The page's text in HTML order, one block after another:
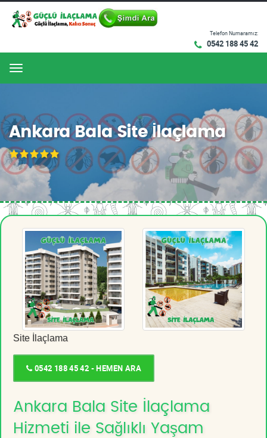
Telefon Numaramız:
0542 188 45 42
Menu
Ankara Bala Site İlaçlama
Site İlaçlama
0542 188 45 42 - HEMEN ARA
Ankara Bala Site İlaçlama
Hizmeti ile Sağlıklı Yaşam